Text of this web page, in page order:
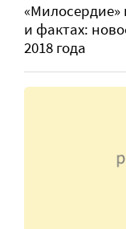
и фактах:
2018 года